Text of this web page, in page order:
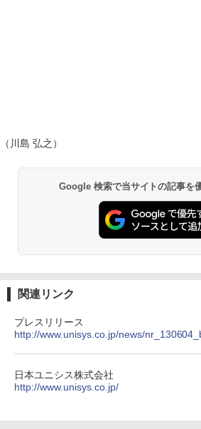
（川島 弘之）
Google 検索で当サイトの記事を
関連リンク
プレスリリース
http://www.unisys.co.jp/news/
日本ユニシス株式会社
http://www.unisys.co.jp/